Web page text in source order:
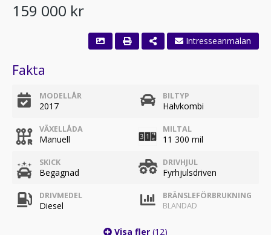
159 000 kr
Fakta
MODELLÅR
2017
BILTYP
Halvkombi
VÄXELLÅDA
Manuell
MILTAL
11 300 mil
SKICK
Begagnad
DRIVHJUL
Fyrhjulsdriven
DRIVMEDEL
Diesel
BRÄNSLEFÖRBRUKNING
BLANDAD
Visa fler (12)